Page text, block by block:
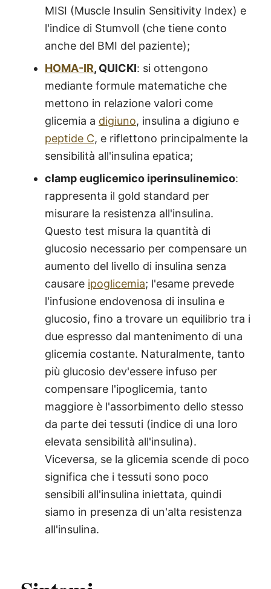
MISI (Muscle Insulin Sensitivity Index) e
l'indice di Stumvoll (che tiene conto
anche del BMI del paziente);
HOMA-IR, QUICKI: si ottengono
mediante formule matematiche che
mettono in relazione valori come
glicemia a digiuno, insulina a digiuno e
peptide C, e riflettono principalmente la
sensibilità all'insulina epatica;
clamp euglicemico iperinsulinemico:
rappresenta il gold standard per
misurare la resistenza all'insulina.
Questo test misura la quantità di
glucosio necessario per compensare un
aumento del livello di insulina senza
causare ipoglicemia; l'esame prevede
l'infusione endovenosa di insulina e
glucosio, fino a trovare un equilibrio tra i
due espresso dal mantenimento di una
glicemia costante. Naturalmente, tanto
più glucosio dev'essere infuso per
compensare l'ipoglicemia, tanto
maggiore è l'assorbimento dello stesso
da parte dei tessuti (indice di una loro
elevata sensibilità all'insulina).
Viceversa, se la glicemia scende di poco
significa che i tessuti sono poco
sensibili all'insulina iniettata, quindi
siamo in presenza di un'alta resistenza
all'insulina.